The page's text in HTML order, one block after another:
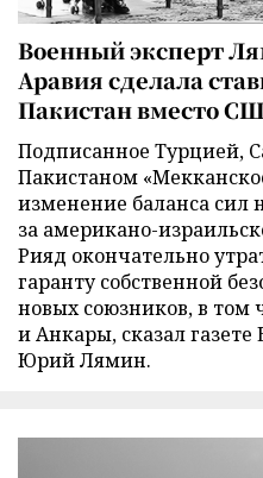
Военный эксперт
Аравия сделала
Пакистан вместо
Подписанное Турцией,
Пакистаном
изменение баланса сил
за американо-
Рияд окончательно
гаранту собственной
новых союзников, в том
и Анкары, сказал
Юрий Лямин.